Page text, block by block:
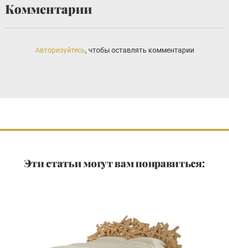
Комментарии
Авторизуйтесь, чтобы оставлять комментарии
Эти статьи могут вам понравиться: